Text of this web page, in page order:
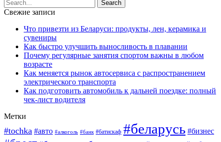
Свежие записи
Что привезти из Беларуси: продукты, лен, керамика и
сувениры
Как быстро улучшить выносливость в плавании
Почему регулярные занятия спортом важны в любом
возрасте
Как меняется рынок автосервиса с распространением
электрического транспорта
Как подготовить автомобиль к дальней поездке: полный
чек-лист водителя
Метки
#tochka #авто #алкоголь #банк #батискаф #беларусь #бизнес